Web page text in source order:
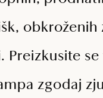
obkroženih
Preizkusite se
zgodaj